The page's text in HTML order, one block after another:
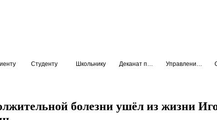
Студенту Школьнику
болезни ушёл из жизни